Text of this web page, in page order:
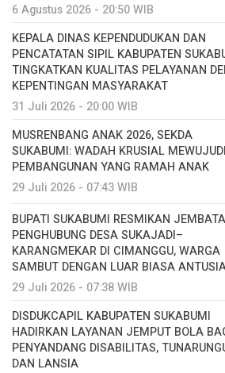
6 Agustus 2026 - 20:50 WIB
KEPALA DINAS KEPENDUDUKAN DAN
PENCATATAN SIPIL KABUPATEN
TINGKATKAN KUALITAS PELAYANAN
KEPENTINGAN MASYARAKAT
31 Juli 2026 - 20:00 WIB
MUSRENBANG ANAK 2026, SEKDA
SUKABUMI: WADAH KRUSIAL
PEMBANGUNAN YANG RAMAH ANAK
29 Juli 2026 - 07:43 WIB
BUPATI SUKABUMI RESMIKAN
PENGHUBUNG DESA SUKAJADI–
KARANGMEKAR DI CIMANGGU, WARGA
SAMBUT DENGAN LUAR BIASA
29 Juli 2026 - 07:38 WIB
DISDUKCAPIL KABUPATEN SUKABUMI
HADIRKAN LAYANAN JEMPUT BOLA
PENYANDANG DISABILITAS,
DAN LANSIA